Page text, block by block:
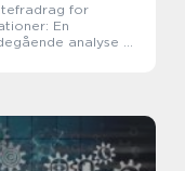
for
En
analyse af